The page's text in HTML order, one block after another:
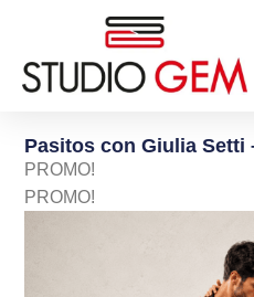
Pasitos con Giulia Setti
PROMO!
PROMO!